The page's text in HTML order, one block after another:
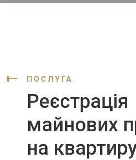
ПОСЛУГА
Реєстрація
майнових
на